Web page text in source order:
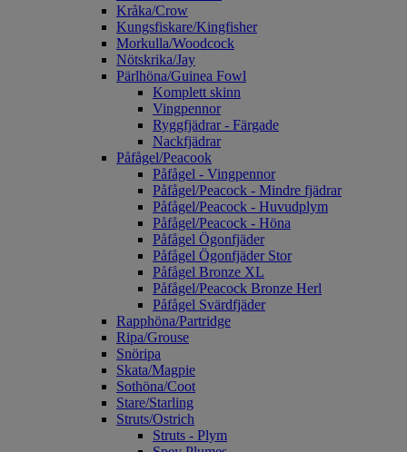
Kråka/Crow
Kungsfiskare/Kingfisher
Morkulla/Woodcock
Nötskrika/Jay
Pärlhöna/Guinea Fowl
Komplett skinn
Vingpennor
Ryggfjädrar - Färgade
Nackfjädrar
Påfågel/Peacook
Påfågel - Vingpennor
Påfågel/Peacock - Mindre fjädrar
Påfågel/Peacock - Huvudplym
Påfågel/Peacock - Höna
Påfågel Ögonfjäder
Påfågel Ögonfjäder Stor
Påfågel Bronze XL
Påfågel/Peacock Bronze Herl
Påfågel Svärdfjäder
Rapphöna/Partridge
Ripa/Grouse
Snöripa
Skata/Magpie
Sothöna/Coot
Stare/Starling
Struts/Ostrich
Struts - Plym